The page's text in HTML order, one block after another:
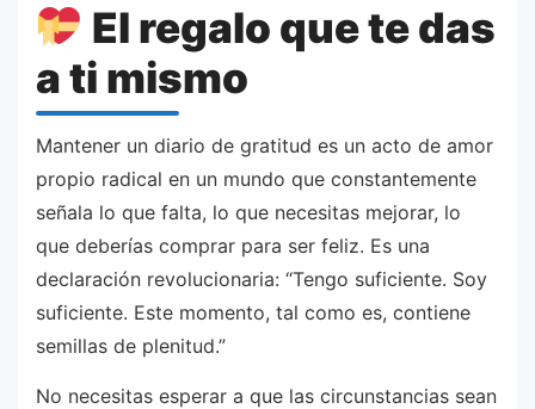
El regalo que te das
a ti mismo
Mantener un diario de gratitud es un acto de amor
propio radical en un mundo que constantemente
señala lo que falta, lo que necesitas mejorar, lo
que deberías comprar para ser feliz. Es una
declaración revolucionaria: “Tengo suficiente. Soy
suficiente. Este momento, tal como es, contiene
semillas de plenitud.”
No necesitas esperar a que las circunstancias sean